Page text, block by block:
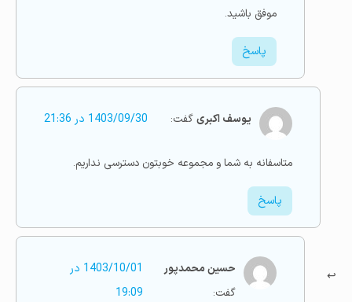
موفق باشید.
پاسخ
یوسف اکبریگفت: 1403/09/30 در 21:36
متاسفانه به شما و مجموعه خوبتون دسترسی نداریم.
پاسخ
حسین محمدپور
گفت:
1403/10/01 در
19:09